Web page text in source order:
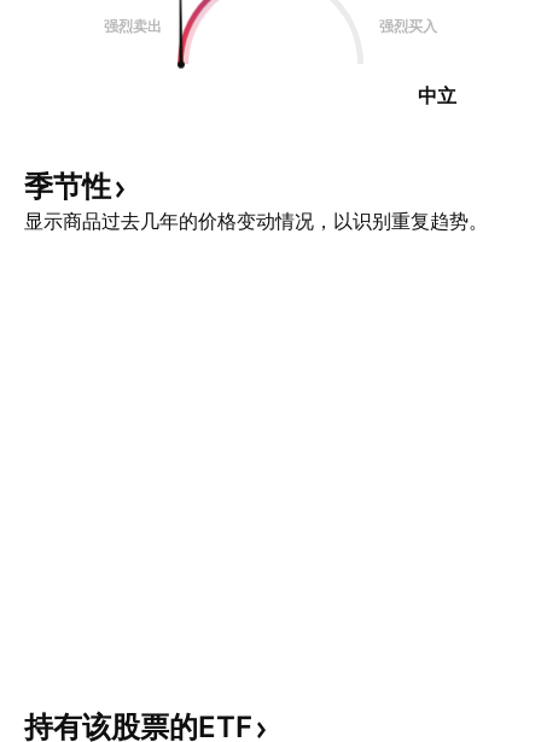
强烈卖出 强烈买入
中立
季节性
显示商品过去几年的价格变动情况，以识别重复趋势。
持有该股票的ETF